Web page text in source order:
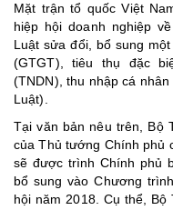
Mặt trận tổ quốc Việt
hiệp hội doanh nghiệp
Luật sửa đổi, bổ sung
(GTGT), tiêu thụ đặc
(TNDN), thu nhập cá
Luật).
Tại văn bản nêu trên, Bộ
của Thủ tướng Chính phủ
sẽ được trình Chính phủ
bổ sung vào Chương
hội năm 2018. Cụ thể,